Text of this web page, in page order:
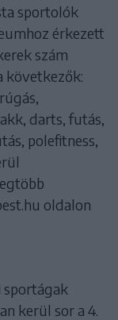
sportolók
érkezett
szám
következők:
darts, futás,
polefitness,
oldalon
sportágak
kerül sor a 4.